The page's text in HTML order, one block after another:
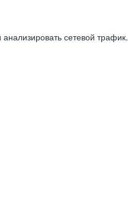
сетевой трафик.